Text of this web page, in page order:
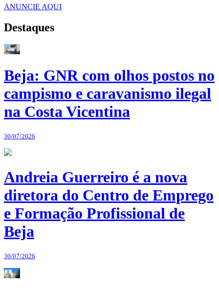
ANUNCIE AQUI
Destaques
Beja: GNR com olhos postos no
campismo e caravanismo ilegal
na Costa Vicentina
30/07/2026
Andreia Guerreiro é a nova
diretora do Centro de Emprego
e Formação Profissional de
Beja
30/07/2026